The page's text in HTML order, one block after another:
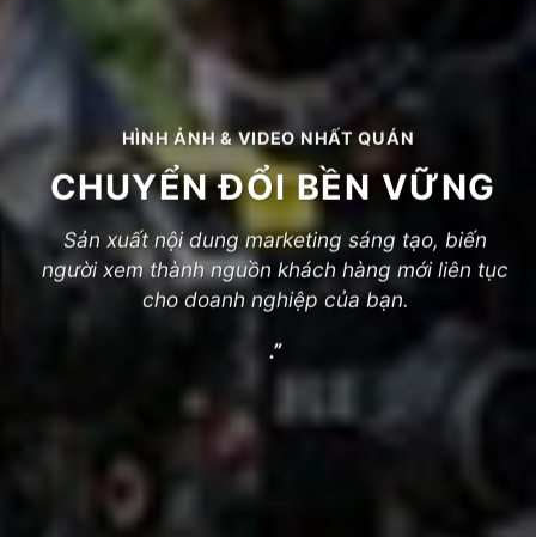
HÌNH ẢNH & VIDEO NHẤT QUÁN
CHUYỂN ĐỔI BỀN VỮNG
Sản xuất nội dung marketing sáng tạo, biến
người xem thành nguồn khách hàng mới liên tục
cho doanh nghiệp của bạn.
.”